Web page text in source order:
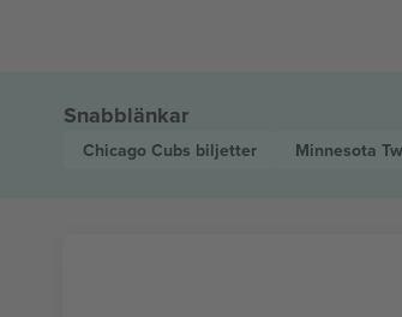
Snabblänkar
Chicago Cubs biljetter Minnesota